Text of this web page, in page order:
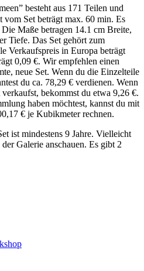
besteht aus 171 Teilen und
Set beträgt max. 60 min. Es
Maße betragen 14.1 cm Breite,
Tiefe. Das Set gehört zum
Verkaufspreis in Europa beträgt
0,09 €. Wir empfehlen einen
neue Set. Wenn du die Einzelteile
du ca. 78,29 € verdienen. Wenn
bekommst du etwa 9,26 €.
haben möchtest, kannst du mit
€ je Kubikmeter rechnen.
ist mindestens 9 Jahre. Vielleicht
Galerie anschauen. Es gibt 2